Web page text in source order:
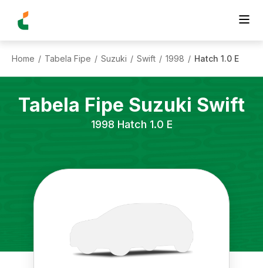
Home / Tabela Fipe / Suzuki / Swift / 1998 / Hatch 1.0 E
Tabela Fipe Suzuki Swift
1998 Hatch 1.0 E